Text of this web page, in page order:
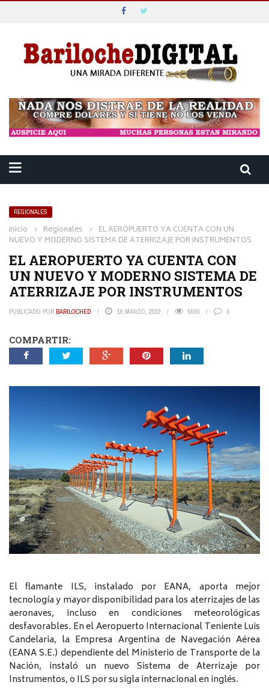
REGIONALES
Inicio › Regionales › EL AEROPUERTO YA CUENTA CON UN
NUEVO Y MODERNO SISTEMA DE ATERRIZAJE POR INSTRUMENTOS
EL AEROPUERTO YA CUENTA CON
UN NUEVO Y MODERNO SISTEMA DE
ATERRIZAJE POR INSTRUMENTOS
PUBLICADO POR BARILOCHED 16 MARZO, 2022 5500 0
COMPARTIR:
El flamante ILS, instalado por EANA, aporta mejor
tecnología y mayor disponibilidad para los aterrizajes de las
aeronaves, incluso en condiciones meteorológicas
desfavorables. En el Aeropuerto Internacional Teniente Luis
Candelaria, la Empresa Argentina de Navegación Aérea
(EANA S.E.) dependiente del Ministerio de Transporte de la
Nación, instaló un nuevo Sistema de Aterrizaje por
Instrumentos, o ILS por su sigla internacional en inglés.